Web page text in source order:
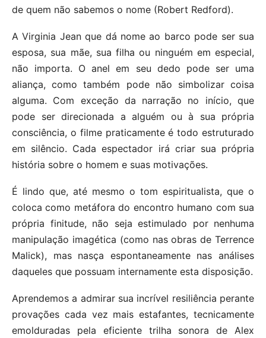
de quem não sabemos o nome (Robert Redford).
A Virginia Jean que dá nome ao barco pode ser sua
esposa, sua mãe, sua filha ou ninguém em especial,
não importa. O anel em seu dedo pode ser uma
aliança, como também pode não simbolizar coisa
alguma. Com exceção da narração no início, que
pode ser direcionada a alguém ou à sua própria
consciência, o filme praticamente é todo estruturado
em silêncio. Cada espectador irá criar sua própria
história sobre o homem e suas motivações.
É lindo que, até mesmo o tom espiritualista, que o
coloca como metáfora do encontro humano com sua
própria finitude, não seja estimulado por nenhuma
manipulação imagética (como nas obras de Terrence
Malick), mas nasça espontaneamente nas análises
daqueles que possuam internamente esta disposição.
Aprendemos a admirar sua incrível resiliência perante
provações cada vez mais estafantes, tecnicamente
emolduradas pela eficiente trilha sonora de Alex